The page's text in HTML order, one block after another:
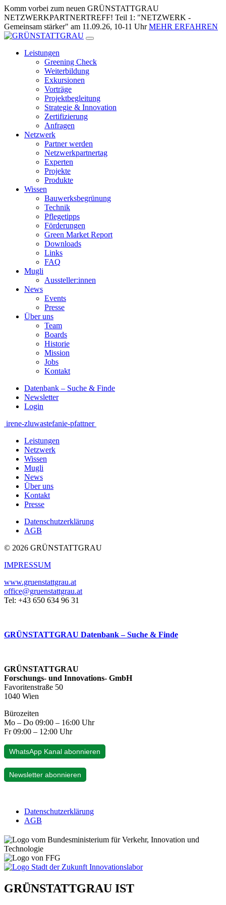
Zum
Inhalt
springen
Komm vorbei zum neuen GRÜNSTATTGRAU
NETZWERKPARTNERTREFF! Teil 1: "NETZWERK -
Gemeinsam stärker" am 11.09.26, 10-11 UhrMEHR ERFAHREN
Leistungen
Greening Check
Weiterbildung
Exkursionen
Vorträge
Projektbegleitung
Strategie & Innovation
Zertifizierung
Anfragen
Netzwerk
Partner werden
Netzwerkpartnertag
Experten
Projekte
Produkte
Wissen
Bauwerksbegrünung
Technik
Pflegetipps
Förderungen
Green Market Report
Downloads
Links
FAQ
Mugli
Aussteller:innen
News
Events
Presse
Über uns
Team
Boards
Historie
Mission
Jobs
Kontakt
Datenbank – Suche & Finde
Newsletter
Login
Beitragsnavigation
irene-zluwastefanie-pfattner
Leistungen
Netzwerk
Wissen
Mugli
News
Über uns
Kontakt
Presse
Datenschutzerklärung
AGB
© 2026 GRÜNSTATTGRAU
IMPRESSUM
www.gruenstattgrau.at
office@gruenstattgrau.at
Tel: +43 650 634 96 31
GRÜNSTATTGRAU Datenbank – Suche & Finde
GRÜNSTATTGRAU
Forschungs- und Innovations- GmbH
Favoritenstraße 50
1040 Wien
Bürozeiten
Mo – Do 09:00 – 16:00 Uhr
Fr 09:00 – 12:00 Uhr
WhatsApp Kanal abonnieren
Newsletter abonnieren
Datenschutzerklärung
AGB
GRÜNSTATTGRAU IST